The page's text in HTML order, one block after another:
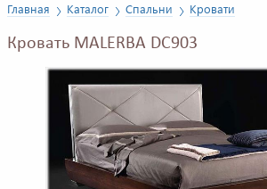
Главная Каталог Спальни Кровати
Кровать MALERBA DC903